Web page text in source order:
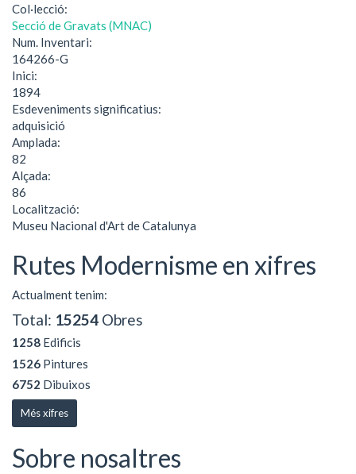
Col·lecció:
Secció de Gravats (MNAC)
Num. Inventari:
164266-G
Inici:
1894
Esdeveniments significatius:
adquisició
Amplada:
82
Alçada:
86
Localització:
Museu Nacional d'Art de Catalunya
Rutes Modernisme en xifres
Actualment tenim:
Total: 15254 Obres
1258 Edificis
1526 Pintures
6752 Dibuixos
Més xifres
Sobre nosaltres